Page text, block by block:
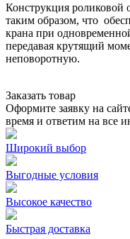
Конструкция роликовой
таким образом, что
крана при
передавая крутящий
неповоротную.
Заказать товар
Оформите заявку на
время и ответим на все
Широкий выбор
Выгодные условия
Высокое качество
Быстрая доставка